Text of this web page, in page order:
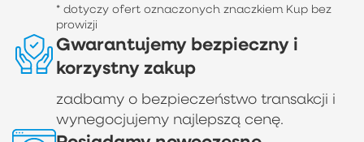
* dotyczy ofert oznaczonych znaczkiem Kup bez
prowizji
Gwarantujemy bezpieczny i
korzystny zakup
zadbamy o bezpieczeństwo transakcji i
wynegocjujemy najlepszą cenę.